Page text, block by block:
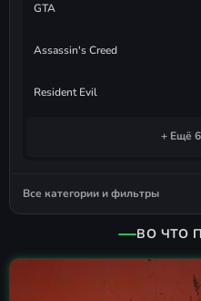
GTA
Assassin's Creed
Resident Evil
+ Ещё
Все категории и фильтры
ВО ЧТО